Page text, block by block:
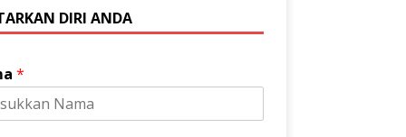
DIRI ANDA
*